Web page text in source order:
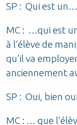
SP : Qui est un…
MC : …qui est
à l’élève de
qu’il va
anciennement
SP : Oui, bien
MC : … que